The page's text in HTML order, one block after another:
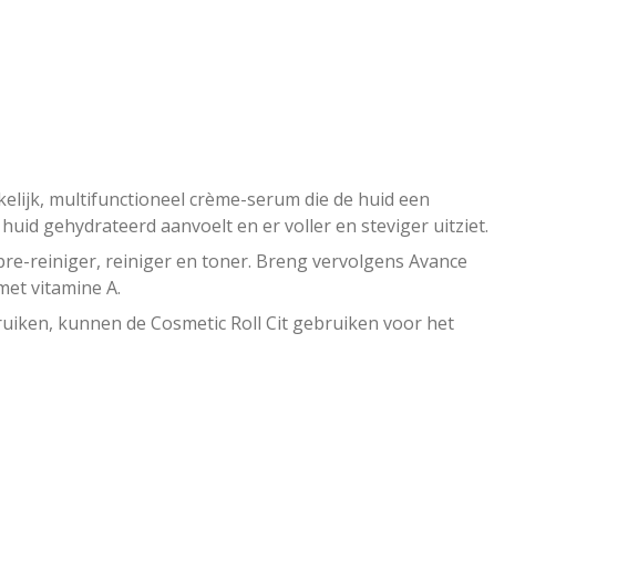
multifunctioneel crème-serum die de huid een
gehydrateerd aanvoelt en er voller en steviger uitziet.
reiniger, reiniger en toner. Breng vervolgens Avance
vitamine A.
kunnen de Cosmetic Roll Cit gebruiken voor het